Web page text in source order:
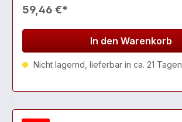
59,46 €*
In den Warenkorb
Nicht lagernd, lieferbar in ca. 21 Tagen